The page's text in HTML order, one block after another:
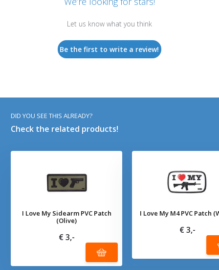
Let us know what you think
Be the first to write a review!
DID YOU SEE THIS ALREADY?
Check the related products!
I Love My Sidearm PVC Patch
(Olive)
€ 3,-
I Love My M4 PVC Patch
€ 3,-